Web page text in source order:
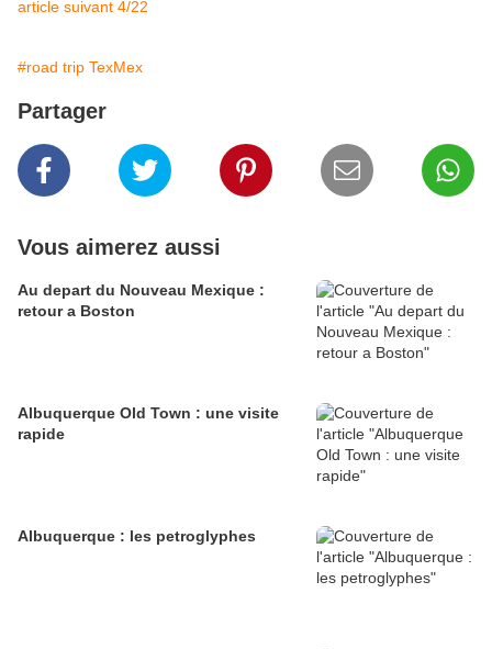
article suivant 4/22
#road trip TexMex
Partager
Vous aimerez aussi
Au depart du Nouveau Mexique :
retour a Boston
Albuquerque Old Town : une visite
rapide
Albuquerque : les petroglyphes